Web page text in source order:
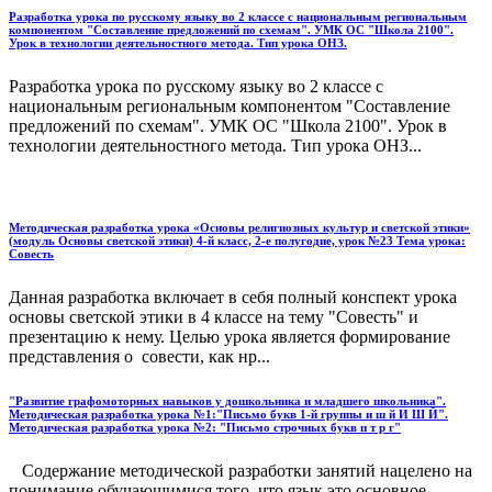
Разработка урока по русскому языку во 2 классе с национальным региональным
компонентом "Составление предложений по схемам". УМК ОС "Школа 2100".
Урок в технологии деятельностного метода. Тип урока ОНЗ.
Разработка урока по русскому языку во 2 классе с
национальным региональным компонентом "Составление
предложений по схемам". УМК ОС "Школа 2100". Урок в
технологии деятельностного метода. Тип урока ОНЗ...
Методическая разработка урока «Основы религиозных культур и светской этики»
(модуль Основы светской этики) 4-й класс, 2-е полугодие, урок №23 Тема урока:
Совесть
Данная разработка включает в себя полный конспект урока
основы светской этики в 4 классе на тему "Совесть" и
презентацию к нему. Целью урока является формирование
представления о совести, как нр...
"Развитие графомоторных навыков у дошкольника и младшего школьника".
Методическая разработка урока №1:"Письмо букв 1-й группы и ш й И Ш Й".
Методическая разработка урока №2: "Письмо строчных букв п т р г"
Содержание методической разработки занятий нацелено на